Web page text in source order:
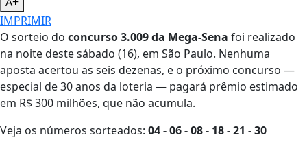
IMPRIMIR
O sorteio do concurso 3.009 da Mega-Sena foi realizado
na noite deste sábado (16), em São Paulo. Nenhuma
aposta acertou as seis dezenas, e o próximo concurso —
especial de 30 anos da loteria — pagará prêmio estimado
em R$ 300 milhões, que não acumula.
Veja os números sorteados: 04 - 06 - 08 - 18 - 21 - 30